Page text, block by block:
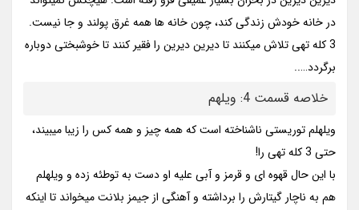
در خانه خودش زندگی کند، چون خانه ها همه غرق پولند و جا نیست.
3 کله تهی تلاش میکنند تا دیرین دیرین را فقیر کنند تا خوشبختی دوباره
برگردد…..
خلاصه قسمت 4: ویلهم
ویلهلم توریستی ناشناخته است که همه چیز و همه کس را زیبا میبیند،
حتی 3 کله تهی را!
با این حال قهوه ای و قرمز و آبی علیه او دست به توطئه زده و ویلهلم
هم به ناچار گیتارش را برداشته و آهنگی از جیمز بلانت میخواند تا اینکه